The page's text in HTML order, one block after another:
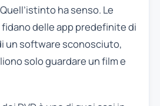
ha senso. Le
delle app predefinite di
un software sconosciuto,
solo guardare un film e